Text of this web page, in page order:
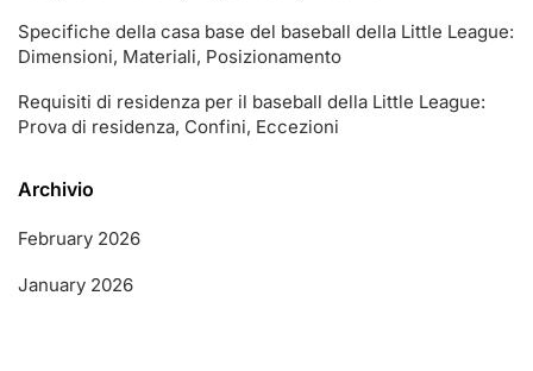
Specifiche della casa base del baseball della Little League:
Dimensioni, Materiali, Posizionamento
Requisiti di residenza per il baseball della Little League:
Prova di residenza, Confini, Eccezioni
Archivio
February 2026
January 2026